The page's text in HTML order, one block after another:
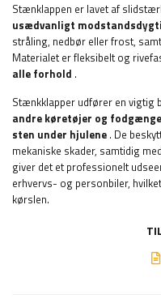
Stænklappen er lavet af
usædvanligt
stråling, nedbør eller frost,
Materialet er fleksibelt og
alle forhold .
Stænkklapper udfører en vigtig
andre køretøjer og
sten under hjulene . De
mekaniske skader, samtidig
giver det et professionelt
erhvervs- og personbiler,
kørslen.